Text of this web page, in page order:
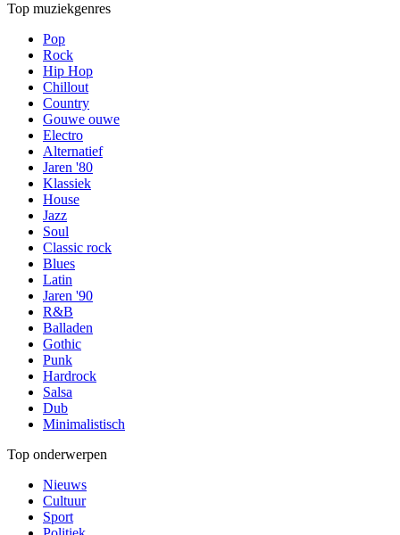
Top muziekgenres
Pop
Rock
Hip Hop
Chillout
Country
Gouwe ouwe
Electro
Alternatief
Jaren '80
Klassiek
House
Jazz
Soul
Classic rock
Blues
Latin
Jaren '90
R&B
Balladen
Gothic
Punk
Hardrock
Salsa
Dub
Minimalistisch
Top onderwerpen
Nieuws
Cultuur
Sport